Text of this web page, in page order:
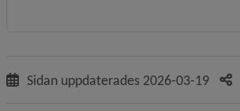
Sidan uppdaterades 2026-03-19